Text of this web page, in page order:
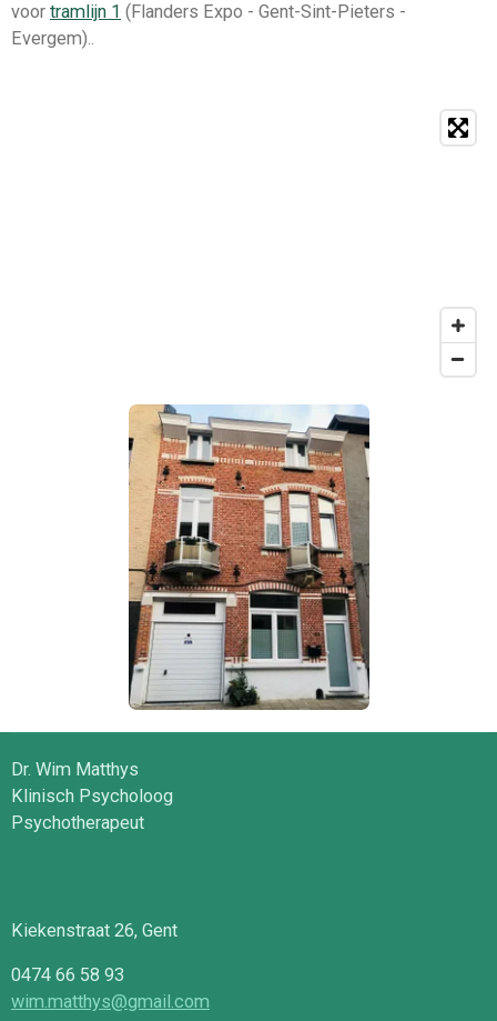
voor tramlijn 1 (Flanders Expo - Gent-Sint-Pieters -
Evergem)..
Dr. Wim Matthys
Klinisch Psycholoog
Psychotherapeut
Kiekenstraat 26, Gent
0474 66 58 93
wim.matthys@gmail.com